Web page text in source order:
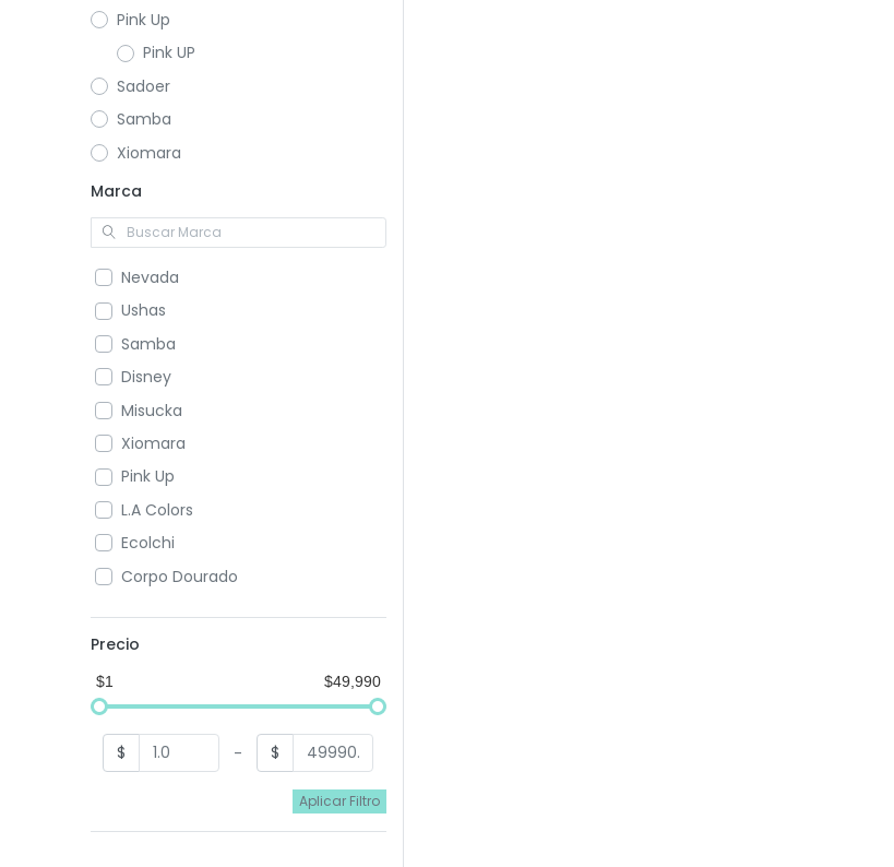
Pink Up
Pink UP
Sadoer
Samba
Xiomara
Marca
Nevada
Ushas
Samba
Disney
Misucka
Xiomara
Pink Up
L.A Colors
Ecolchi
Corpo Dourado
Bubbaluu
Precio
$1 $49,990
$ - $
Aplicar Filtro